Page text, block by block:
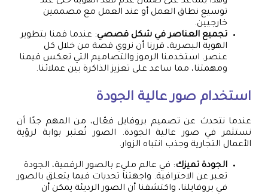
توسيع نطاق العمل أو عند العمل مع مصممين
خارجيين.
تجميع العناصر في شكل قصصي: عندما قمنا بتطوير
الهوية البصرية، قررنا أن نروي قصة من خلال كل
عنصر. استخدمنا الرموز والتصاميم التي تعكس قيمنا
ومهمتنا، مما ساعد على تعزيز الذاكرة بين عملائنا.
استخدام صور عالية الجودة
عندما نتحدث عن تصميم بروفايل فعّال، من المهم جدًا أن
نستثمر في صور عالية الجودة. الصور تُعتبر بوابة لرؤية
الأعمال التجارية وجذب انتباه الزوار.
الجودة تميزك: في عالم مليء بالصور الرقمية، الجودة
تعبر عن الاحترافية. واجهتنا تحديات فيما يتعلق بالصور
في بروفايلنا، واكتشفنا أن الصور الرديئة يمكن أن